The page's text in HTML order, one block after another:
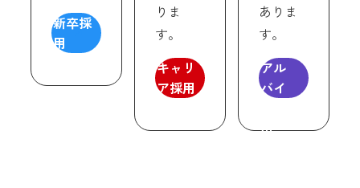
新卒採
用
りま
す。
キャリ
ア採用
ありま
す。
パー
アル
バイ
用